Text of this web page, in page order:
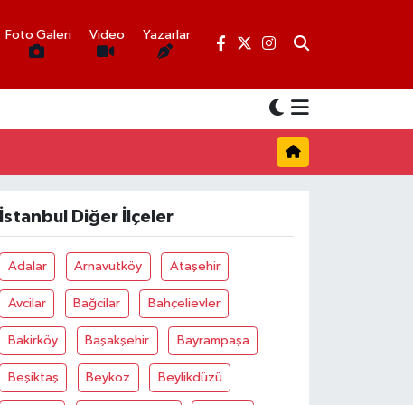
Foto Galeri Video Yazarlar
İstanbul Diğer İlçeler
Adalar Arnavutköy Ataşehir
Avcilar Bağcilar Bahçelievler
Bakirköy Başakşehir Bayrampaşa
Beşiktaş Beykoz Beylikdüzü